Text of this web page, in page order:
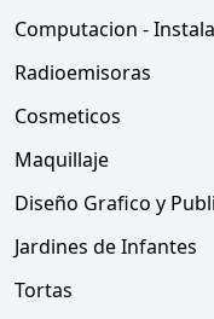
Computacion -
Radioemisoras
Cosmeticos
Maquillaje
Diseño Grafico y
Jardines de Infantes
Tortas